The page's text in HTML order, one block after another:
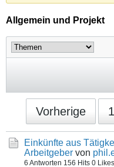
Allgemein und Projekt
Vorherige 1
Einkünfte aus
Arbeitgeber von
6 Antworten 156 Hits 0 Likes